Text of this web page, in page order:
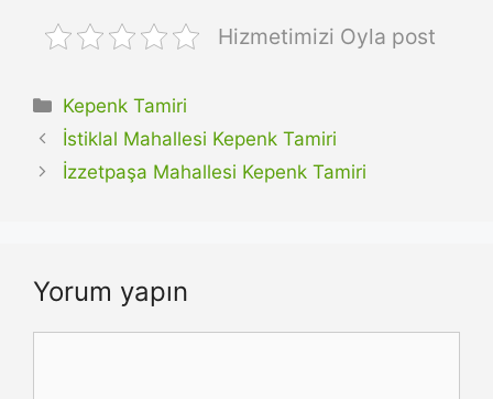
Hizmetimizi Oyla post
Kategoriler
Kepenk Tamiri
İstiklal Mahallesi Kepenk Tamiri
İzzetpaşa Mahallesi Kepenk Tamiri
Yorum yapın